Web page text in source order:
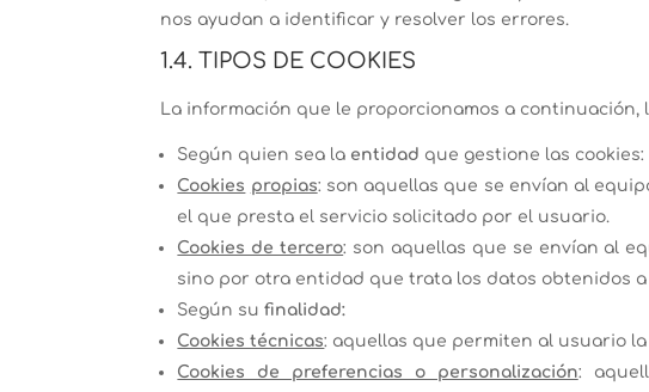
nos ayudan a identificar y resolver los errores.
1.4. TIPOS DE COOKIES
La información que le proporcionamos a
Según quien sea la entidad que gestione las cookies:
Cookies propias: son aquellas que se envían al
el que presta el servicio solicitado por el usuario.
Cookies de tercero: son aquellas que se envían al
sino por otra entidad que trata los datos obtenidos a
Según sufinalidad:
Cookies técnicas: aquellas que permiten al usuario
Cookies de preferencias o personalización: